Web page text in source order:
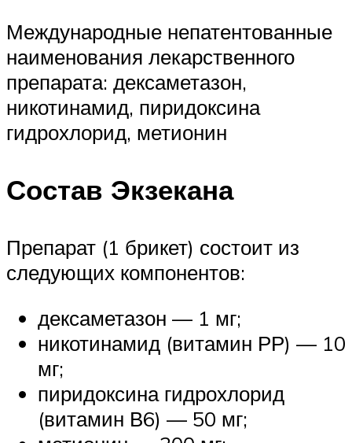
Международные непатентованные
наименования лекарственного
препарата: дексаметазон,
никотинамид, пиридоксина
гидрохлорид, метионин
Состав Экзекана
Препарат (1 брикет) состоит из
следующих компонентов:
дексаметазон — 1 мг;
никотинамид (витамин РР) — 10
мг;
пиридоксина гидрохлорид
(витамин В6) — 50 мг;